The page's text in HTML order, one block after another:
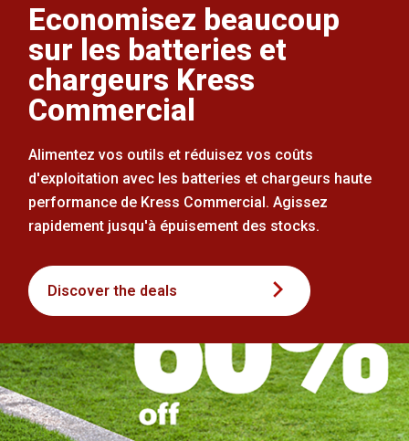
Economisez beaucoup
sur les batteries et
chargeurs Kress
Commercial
Alimentez vos outils et réduisez vos coûts
d'exploitation avec les batteries et chargeurs haute
performance de Kress Commercial. Agissez
rapidement jusqu'à épuisement des stocks.
Discover the deals